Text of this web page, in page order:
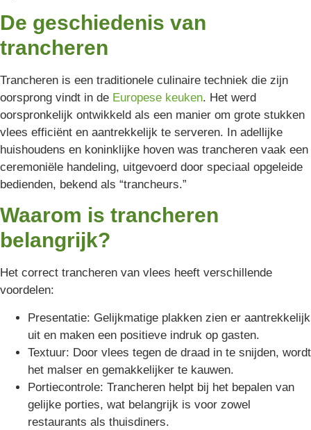
De geschiedenis van
trancheren
Trancheren is een traditionele culinaire techniek die zijn
oorsprong vindt in de Europese keuken. Het werd
oorspronkelijk ontwikkeld als een manier om grote stukken
vlees efficiënt en aantrekkelijk te serveren. In adellijke
huishoudens en koninklijke hoven was trancheren vaak een
ceremoniële handeling, uitgevoerd door speciaal opgeleide
bedienden, bekend als “trancheurs.”
Waarom is trancheren
belangrijk?
Het correct trancheren van vlees heeft verschillende
voordelen:
Presentatie: Gelijkmatige plakken zien er aantrekkelijk
uit en maken een positieve indruk op gasten.
Textuur: Door vlees tegen de draad in te snijden, wordt
het malser en gemakkelijker te kauwen.
Portiecontrole: Trancheren helpt bij het bepalen van
gelijke porties, wat belangrijk is voor zowel
restaurants als thuisdiners.